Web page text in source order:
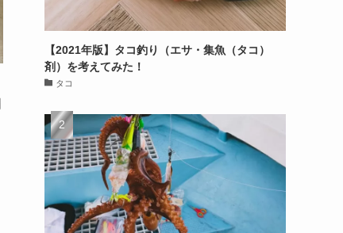
【2021年版】タコ釣り（エサ・集魚（タコ）
剤）を考えてみた！
タコ